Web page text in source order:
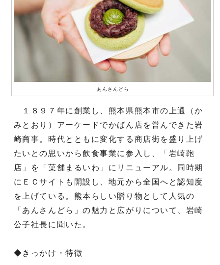
あんさんどら
１８９７年に創業し、熊本県熊本市の上通（か
みとおり）アーケードでかばん店を営んできた岩
崎商事。時代とともに変化する商店街を盛り上げ
たいとの思いから飲食事業に参入し、「岩崎鞄
店」を「菓舗まるいわ」にリニューアル。同時期
にＥＣサイトも開設し、地元から全国へと認知度
を上げている。熊本らしい贈り物として人気の
「あんさんどら」の魅力と広がりについて、岩崎
公子社長に聞いた。
◆きっかけ・特徴